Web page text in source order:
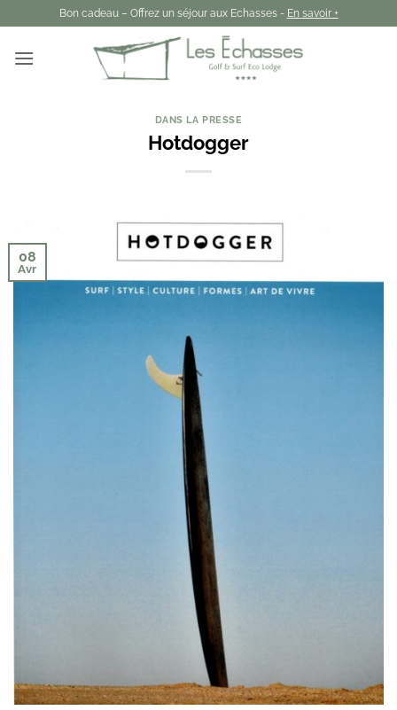
contenu
Bon cadeau – Offrez un séjour aux Echasses - En savoir +
DANS LA PRESSE
Hotdogger
08
Avr